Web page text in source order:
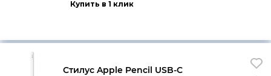
Купить в 1 клик
Стилус Apple Pencil USB-C